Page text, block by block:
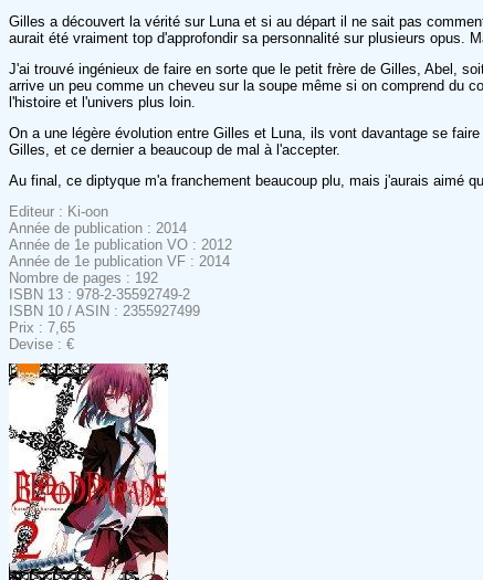
Gilles a découvert la vérité sur Luna et si au départ il ne sait pas
aurait été vraiment top d'approfondir sa personnalité sur plusieurs opus.
J'ai trouvé ingénieux de faire en sorte que le petit frère de Gilles, Abel,
arrive un peu comme un cheveu sur la soupe même si on comprend du
l'histoire et l'univers plus loin.
On a une légère évolution entre Gilles et Luna, ils vont davantage se
Gilles, et ce dernier a beaucoup de mal à l'accepter.
Au final, ce diptyque m'a franchement beaucoup plu, mais j'aurais aimé
Editeur : Ki-oon
Année de publication : 2014
Année de 1e publication VO : 2012
Année de 1e publication VF : 2014
Nombre de pages : 192
ISBN 13 : 978-2-35592749-2
ISBN 10 / ASIN : 2355927499
Prix : 7,65
Devise : €